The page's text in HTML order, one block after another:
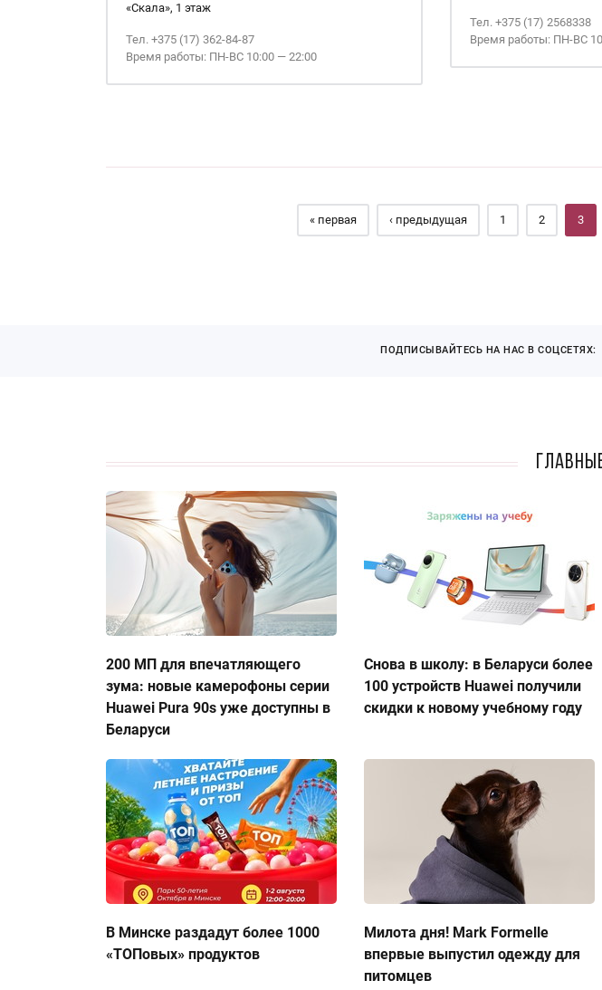
«Скала», 1 этаж
Тел. +375 (17) 362-84-87
Время работы: ПН-ВС 10:00 — 22:00
Тел. +375 (17) 2568338
Время работы: ПН-ВС
« первая ‹ предыдущая 1 2 3
ПОДПИСЫВАЙТЕСЬ НА НАС В СОЦСЕТЯХ:
200 МП для впечатляющего
зума: новые камерофоны серии
Huawei Pura 90s уже доступны в
Беларуси
Снова в школу: в Беларуси более
100 устройств Huawei получили
скидки к новому учебному году
В Минске раздадут более 1000
«ТОПовых» продуктов
Милота дня! Mark Formelle
впервые выпустил одежду для
питомцев